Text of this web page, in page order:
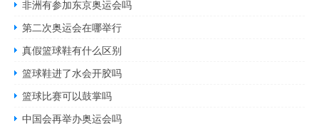
非洲有参加东京奥运会吗
第二次奥运会在哪举行
真假篮球鞋有什么区别
篮球鞋进了水会开胶吗
篮球比赛可以鼓掌吗
中国会再举办奥运会吗